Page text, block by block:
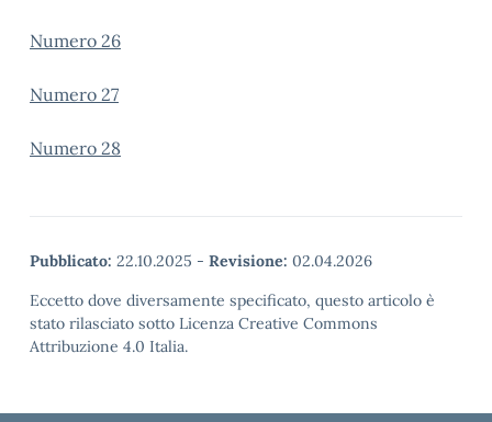
Numero 26
Numero 27
Numero 28
Pubblicato: 22.10.2025 - Revisione: 02.04.2026
Eccetto dove diversamente specificato, questo articolo è
stato rilasciato sotto Licenza Creative Commons
Attribuzione 4.0 Italia.